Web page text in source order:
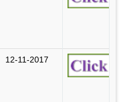
12-11-2017